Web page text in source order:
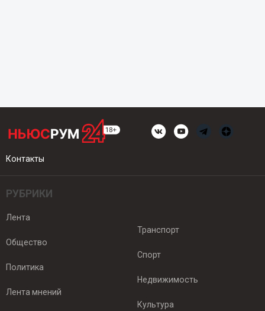
Контакты
РУБРИКИ
Лента
Общество
Политика
Лента мнений
Транспорт
Спорт
Недвижимость
Культура